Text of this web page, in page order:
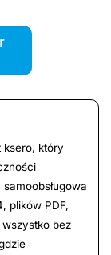
ksero, który
plików PDF,
bez